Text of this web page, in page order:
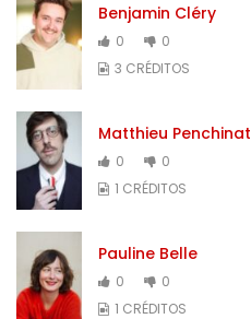
Benjamin Cléry
0
0
3 CRÉDITOS
Matthieu Penchinat
0
0
1 CRÉDITOS
Pauline Belle
0
0
1 CRÉDITOS